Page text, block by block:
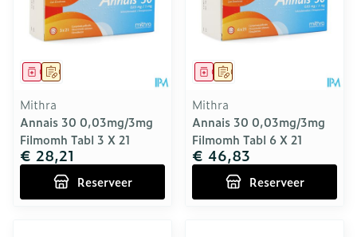
Op voorschrift
Geneesmiddel
Mithra
Annais 30 0,03mg/3mg
Filmomh Tabl 3 X 21
€ 28,21
Reserveer
Op voorschrift
Geneesmiddel
Mithra
Annais 30 0,03mg/3mg
Filmomh Tabl 6 X 21
€ 46,83
Reserveer